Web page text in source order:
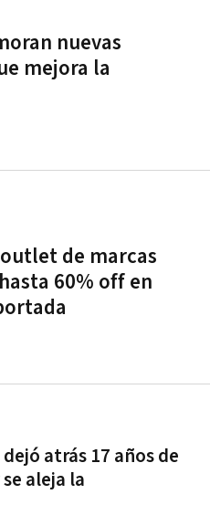
nuevas
mejora la
de marcas
60% off en
atrás 17 años de
aleja la